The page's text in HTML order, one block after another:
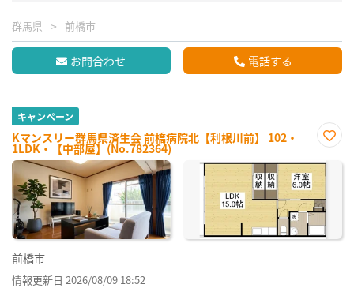
群馬県 前橋市
お問合わせ 電話する
キャンペーン
Kマンスリー群馬県済生会 前橋病院北【利根川前】 102・
1LDK・【中部屋】(No.782364)
に入
り登
録
前橋市
情報更新日 2026/08/09 18:52